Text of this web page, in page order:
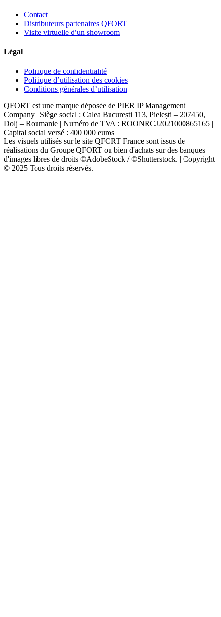
Contact
Distributeurs partenaires QFORT
Visite virtuelle d’un showroom
Légal
Politique de confidentialité
Politique d’utilisation des cookies
Conditions générales d’utilisation
QFORT est une marque déposée de PIER IP Management
Company | Siège social : Calea București 113, Pielești – 207450,
Dolj – Roumanie | Numéro de TVA : ROONRCJ2021000865165 |
Capital social versé : 400 000 euros
Les visuels utilisés sur le site QFORT France sont issus de
réalisations du Groupe QFORT ou bien d'achats sur des banques
d'images libres de droits ©AdobeStock / ©Shutterstock. | Copyright
© 2025 Tous droits réservés.